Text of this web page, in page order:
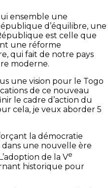
ensemble une
d’équilibre, une
est celle que
une réforme
qui fait de notre pays
moderne.
une vision pour le Togo
de ce nouveau
le cadre d’action du
cela, je veux aborder 5
la démocratie
une nouvelle ère
de la Ve
historique pour